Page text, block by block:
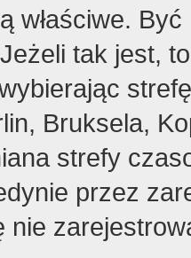
właściwe.
tak jest,
Bruksela,
strefy
przez